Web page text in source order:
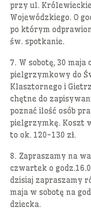
przy ul.
Wojewódzkiego. O
po którym
św. spotkanie.
7. W sobotę, 30
pielgrzymkowy do
Klasztornego i
chętne do
poznać ilość osób
pielgrzymkę. Koszt
to ok. 120-130 zł.
8. Zapraszamy na
czwartek o
dzisiaj zapraszamy
maja w sobotę na
dziecka.